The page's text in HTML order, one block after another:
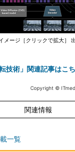
メージ［クリックで拡大］
技術」関連記事はこ
Copyright ©
関連情報
一覧